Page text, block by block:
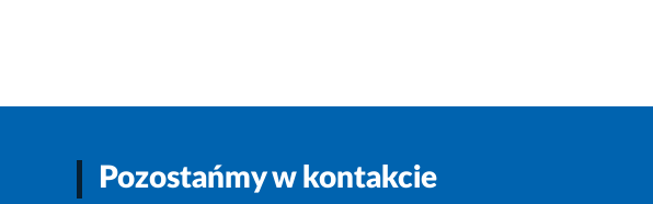
Pozostańmy w kontakcie